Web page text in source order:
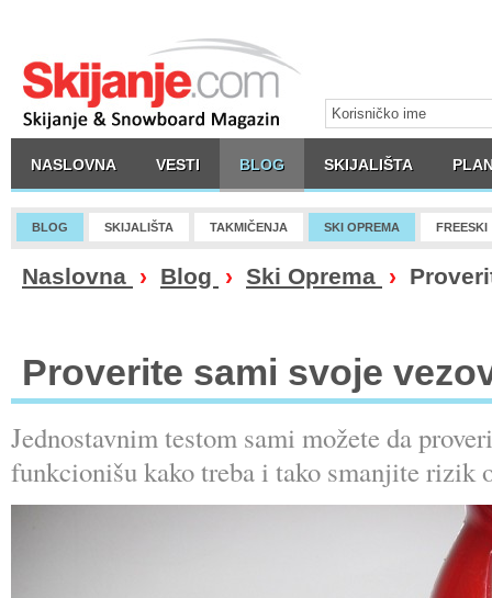
NASLOVNA VESTI BLOG SKIJALIŠTA
BLOG SKIJALIŠTA TAKMIČENJA SKI OPREMA FREESKI
Naslovna › Blog › Ski Oprema ›
Proverite sami svoje
Jednostavnim testom sami možete da
funkcionišu kako treba i tako smanjite rizik